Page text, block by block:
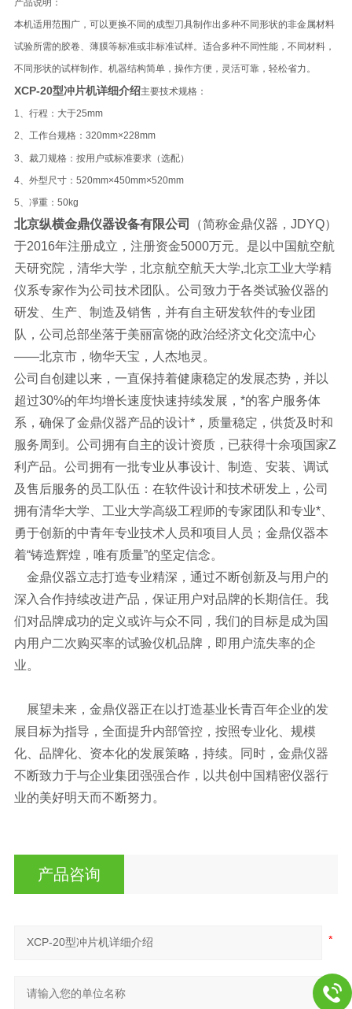
本机适用范围广，可以更换不同的成型刀具制作出多种不同形状的非金属材料
试验所需的胶卷、薄膜等标准或非标准试样。适合多种不同性能，不同材料，
不同形状的试样制作。机器结构简单，操作方便，灵活可靠，轻松省力。
XCP-20型冲片机详细介绍主要技术规格：
1
、行程：大于25mm
2 、工作台规格： 320mm×228mm
3 、裁刀规格：按用户或标准要求（选配）
4、外型尺寸： 520mm×450mm×520mm
5 、凈重： 50kg
北京纵横金鼎仪器设备有限公司
（简称金鼎仪器，JDYQ）
于2016年注册成立，注册资金5000万元。是以中国航空航
天研究院，清华大学，北京航空航天大学,北京工业大学精
仪系专家作为公司技术团队。公司致力于各类试验仪器的
研发、生产、制造及销售，并有自主研发软件的专业团
队，公司总部坐落于美丽富饶的政治经济文化交流中心
——北京市，物华天宝，人杰地灵。
公司自创建以来，一直保持着健康稳定的发展态势，并以
超过30%的年均增长速度快速持续发展，*的客户服务体
系，确保了金鼎仪器产品的设计*，质量稳定，供货及时和
服务周到。公司拥有自主的设计资质，已获得十余项国家Z
利产品。公司拥有一批专业从事设计、制造、安装、调试
及售后服务的员工队伍：在软件设计和技术研发上，公司
拥有清华大学、工业大学高级工程师的专家团队和专业*、
勇于创新的中青年专业技术人员和项目人员；金鼎仪器本
着“铸造辉煌，唯有质量”的坚定信念。
金鼎仪器立志打造专业精深，通过不断创新及与用户的
深入合作持续改进产品，保证用户对品牌的长期信任。我
们对品牌成功的定义或许与众不同，我们的目标是成为国
内用户二次购买率的试验仪机品牌，即用户流失率的企
业。
展望未来，金鼎仪器正在以打造基业长青百年企业的发
展目标为指导，全面提升内部管控，按照专业化、规模
化、品牌化、资本化的发展策略，持续。同时，金鼎仪器
不断致力于与企业集团强强合作，以共创中国精密仪器行
业的美好明天而不断努力。
产品咨询